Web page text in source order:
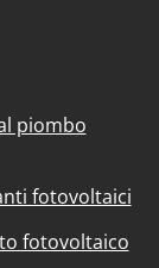
piombo
fotovoltaici
fotovoltaico